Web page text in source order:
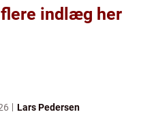
indlæg her
Lars Pedersen